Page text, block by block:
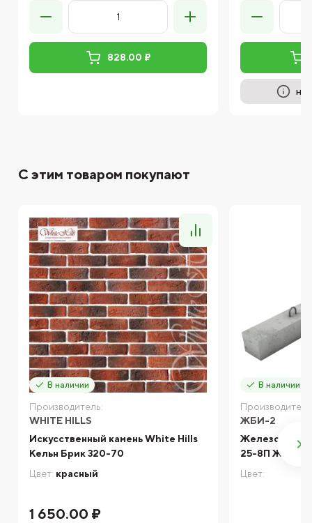
828.00 ₽
на
С этим товаром покупают
В наличии
Производитель:
WHITE HILLS
Искусственный камень White Hills
Кельн Брик 320-70
Цвет: красный
1 650.00 ₽
В наличии
ЖБИ-2
25-8П ЖБИ-2
Цвет: